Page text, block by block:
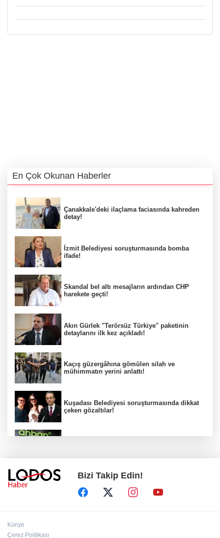
En Çok Okunan Haberler
Çanakkale'deki ilaçlama faciasında kahreden
detay!
İzmit Belediyesi soruşturmasında bomba
ifade!
Skandal bel altı mesajların ardından CHP
harekete geçti!
Akın Gürlek "Terörsüz Türkiye" paketinin
detaylarını ilk kez açıkladı!
Kaçış güzergâhına gömülen silah ve
mühimmatın yerini anlattı!
Kuşadası Belediyesi soruşturmasında dikkat
çeken gözaltılar!
Araklı Belediye Başkanı'ndan Salah'a ilginç
teklif!
Bizi Takip Edin!
Künye
Çerez Politikası